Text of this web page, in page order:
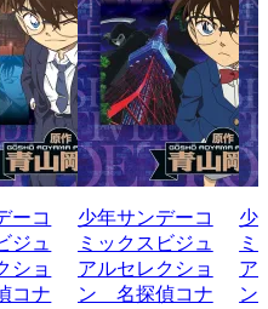
ーコ
ジュ
ショ
コナ
少年サンデーコ
ミックスビジュ
アルセレクショ
ン 名探偵コナ
少
ミ
ア
ン